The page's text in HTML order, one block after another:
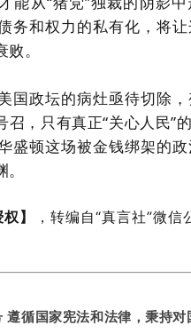
务和权力的私有化，将
。
国政坛的病灶亟待切除
召，只有真正“关心人民”
盛顿这场被金钱绑架的
】 ，转编自“真言社”微信
遵循国家宪法和法律，秉持